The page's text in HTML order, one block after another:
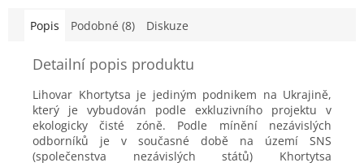
Popis Podobné (8) Diskuze
Detailní popis produktu
Lihovar Khortytsa je jediným podnikem na Ukrajině,
který je vybudován podle exkluzivního projektu v
ekologicky čisté zóně. Podle mínění nezávislých
odborníků je v současné době na území SNS
(společenstva nezávislých států) Khortytsa